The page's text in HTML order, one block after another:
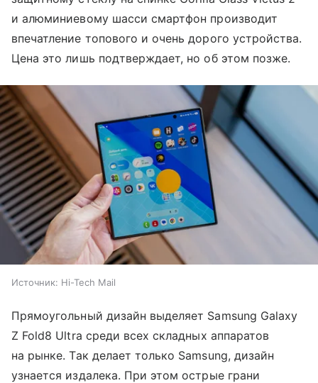
и алюминиевому шасси смартфон производит
впечатление топового и очень дорого устройства.
Цена это лишь подтверждает, но об этом позже.
Источник: Hi-Tech Mail
Прямоугольный дизайн выделяет Samsung Galaxy
Z Fold8 Ultra среди всех складных аппаратов
на рынке. Так делает только Samsung, дизайн
узнается издалека. При этом острые грани